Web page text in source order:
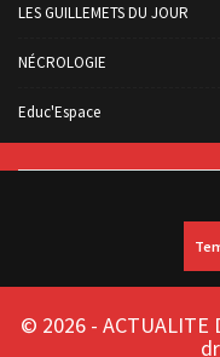
LES GUILLEMETS DU JOUR
NÉCROLOGIE
Educ'Espace
© 2026 - ACTUALITE